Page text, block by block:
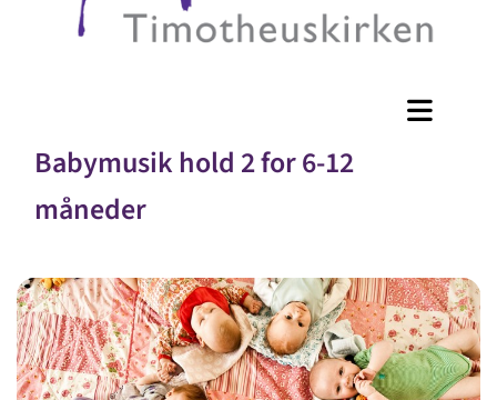
Babymusik hold 2 for 6-12
måneder